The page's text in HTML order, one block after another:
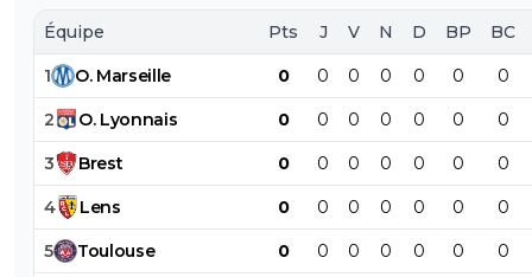
Équipe Pts J V N D BP BC
1 O. Marseille 0 0 0 0 0 0 0
2 O. Lyonnais 0 0 0 0 0 0 0
3 Brest 0 0 0 0 0 0 0
4 Lens 0 0 0 0 0 0 0
5 Toulouse 0 0 0 0 0 0 0